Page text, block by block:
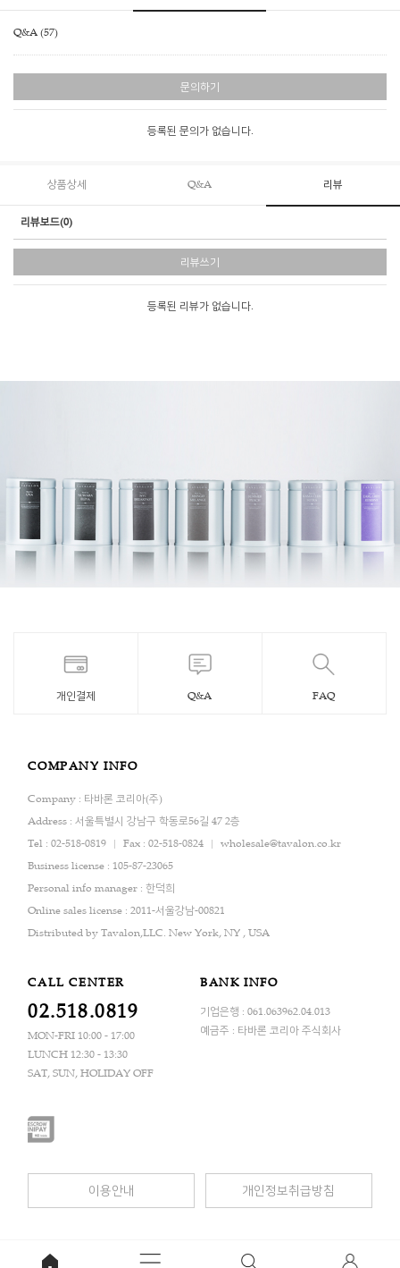
Q&A (57)
문의하기
등록된 문의가 없습니다.
상품상세 Q&A 리뷰
리뷰보드(0)
리뷰쓰기
등록된 리뷰가 없습니다.
개인결제 Q&A FAQ
COMPANY INFO
Company : 타바론 코리아(주)
Address : 서울특별시 강남구 학동로56길 47 2층
Tel : 02-518-0819
Fax : 02-518-0824
wholesale@tavalon.co.kr
Business license : 105-87-23065
Personal info manager : 한덕희
Online sales license : 2011-서울강남-00821
Distributed by Tavalon,LLC. New York, NY , USA
CALL CENTER
02.518.0819
MON-FRI 10:00 - 17:00
LUNCH 12:30 - 13:30
SAT, SUN, HOLIDAY OFF
BANK INFO
기업은행 : 061.063962.04.013
예금주 : 타바론 코리아 주식회사
이용안내 개인정보취급방침